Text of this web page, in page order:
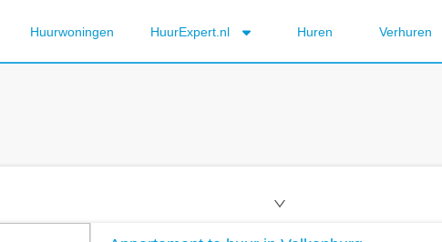
Huurwoningen HuurExpert.nl Huren Verhuren